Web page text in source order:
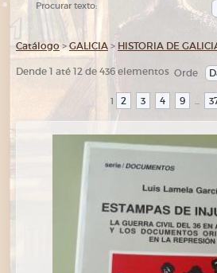
Procurar texto:
Catálogo >GALICIA > HISTORIA DE
Dende 1 até 12 de 436 elementos Orde
1 2 3 4 9 ...